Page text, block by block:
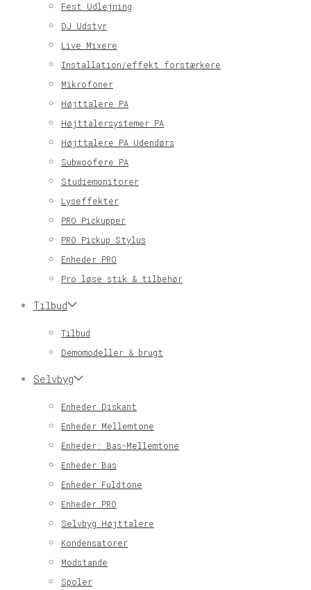
Fest Udlejning
DJ Udstyr
Live Mixere
Installation/effekt forstærkere
Mikrofoner
Højttalere PA
Højttalersystemer PA
Højttalere PA Udendørs
Subwoofere PA
Studiemonitorer
Lyseffekter
PRO Pickupper
PRO Pickup Stylus
Enheder PRO
Pro løse stik & tilbehør
Tilbud
Tilbud
Demomodeller & brugt
Selvbyg
Enheder Diskant
Enheder Mellemtone
Enheder: Bas-Mellemtone
Enheder Bas
Enheder Fuldtone
Enheder PRO
Selvbyg Højttalere
Kondensatorer
Modstande
Spoler